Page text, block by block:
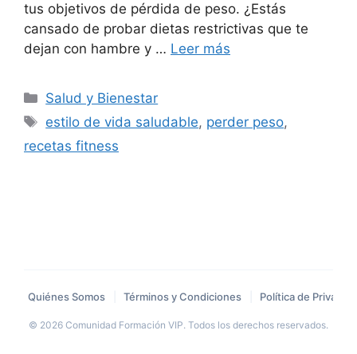
tus objetivos de pérdida de peso. ¿Estás
cansado de probar dietas restrictivas que te
dejan con hambre y … Leer más
Categorías
Salud y Bienestar
Etiquetas
estilo de vida saludable, perder peso,
recetas fitness
Quiénes Somos Términos y Condiciones Política de
© 2026 Comunidad Formación VIP. Todos los derechos reservados.